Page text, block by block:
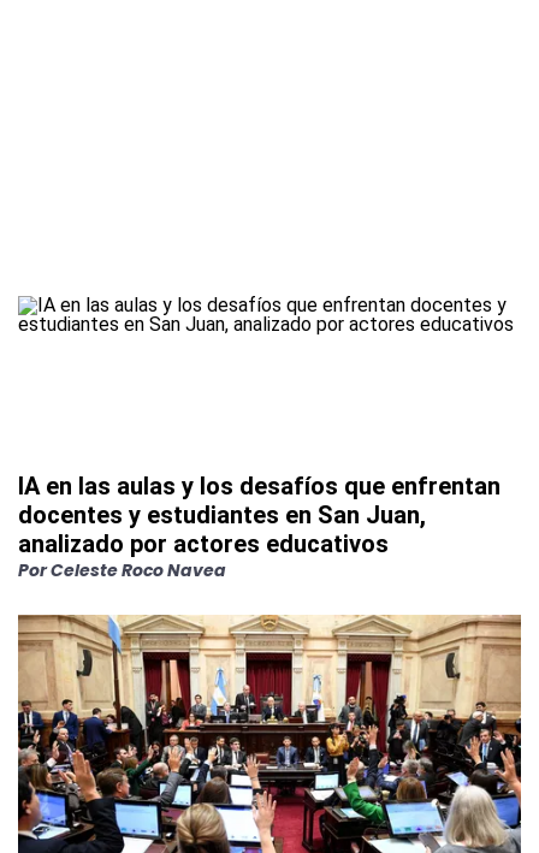
IA en las aulas y los desafíos que enfrentan
docentes y estudiantes en San Juan,
analizado por actores educativos
Por Celeste Roco Navea